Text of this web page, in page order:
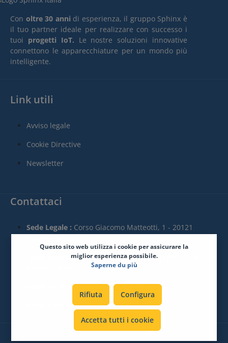
Con oltre 30 anni di esperienza, il gruppo Sphinx è
il tuo partner ideale per realizzare con successo i
tuoi progetti IoT. Le nostre soluzioni innovative
connettono le apparecchiature per un mondo più
intelligente.
Link utili
Avviso legale
Cookie Directive
Newsletter
Contattaci
Sede Legale : Corso Giacomo Matteotti, 1 - 20121
Sede Operativa :Via Francesco Melzi d'Eril, 34 - 20154
Telefono Milano+39 02 94 757 047
: info@sphinxitalia.com
Questo sito web utilizza i cookie per assicurare la
miglior esperienza possibile.
Saperne du più
Rifiuta Configura
Accetta tutti i cookie